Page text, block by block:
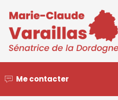
Me contacter